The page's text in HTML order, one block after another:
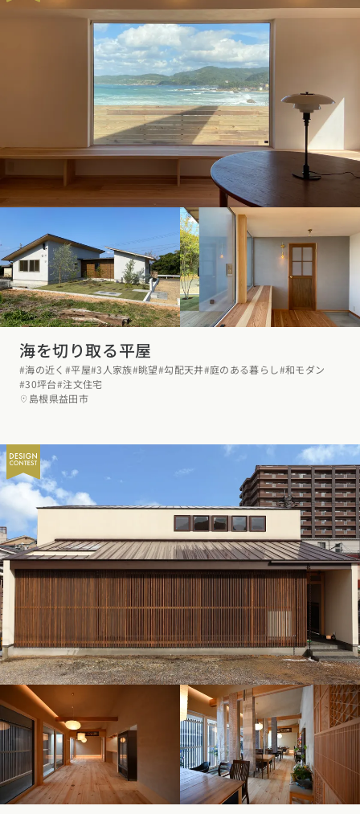
関西エリア
兵庫県京都府 滋賀県奈良県和歌山県
中国エリア
岡山県鳥取県島根県山口県
四国エリア
徳島県 愛媛県高知県
九州・沖縄エリア
福岡県佐賀県 長崎県熊本県大分県 宮崎県
鹿児島県
沖縄県
オーナー様の声
設計した建築家の想い
R+houseの間取り
お金と住まい
間取りのヒント
スタイルのヒント
デザインのヒント
ニュースレター
デザインコンテスト
関東エリア
神奈川県埼玉県千葉県茨城県栃木県
甲信越・北陸エリア
富山県石川県福井県山梨県長野県
東海エリア
愛知県岐阜県静岡県三重県
関西エリア
大阪府兵庫県京都府滋賀県奈良県和歌山県
中国エリア
広島県岡山県鳥取県島根県山口県
四国エリア
香川県徳島県
九州・沖縄エリア
福岡県 佐賀県 宮崎県鹿児島県
沖縄県
家づくり３つのお役立ちツール
海を切り取る平屋
#海の近く #平屋#3人家族#眺望#勾配天井#庭のある暮らし#和モダン
#30坪台#注文住宅
島根県益田市